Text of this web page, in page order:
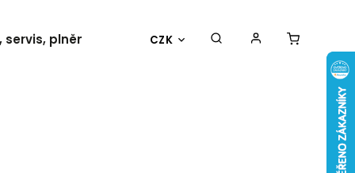
CZK
plnění Události Kontakty